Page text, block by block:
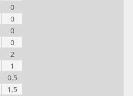
0
0
0
0
2
1
0,5
1,5